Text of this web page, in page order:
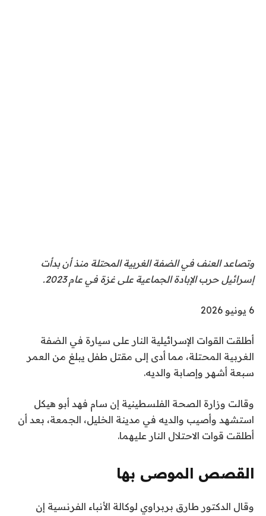
وتصاعد العنف في الضفة الغربية المحتلة منذ أن بدأت
إسرائيل حرب الإبادة الجماعية على غزة في عام 2023.
ت
ا
ل
ن
ر
ب
ت
ر
6 يونيو 2026
أطلقت القوات الإسرائيلية النار على سيارة في الضفة
الغربية المحتلة، مما أدى إلى مقتل طفل يبلغ من العمر
سبعة أشهر وإصابة والديه.
وقالت وزارة الصحة الفلسطينية إن سام فهد أبو هيكل
استشهد وأصيب والديه في مدينة الخليل، الجمعة، بعد أن
أطلقت قوات الاحتلال النار عليهما.
القصص الموصى بها
وقال الدكتور طارق بربراوي لوكالة الأنباء الفرنسية إن